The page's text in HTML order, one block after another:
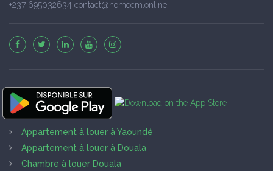
+237 695032634 contact@homecm.online
Appartement à louer à Yaoundé
Appartement à louer à Douala
Chambre à louer Douala